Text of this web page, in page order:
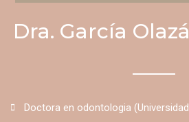
Dra. García
Doctora en odontologia